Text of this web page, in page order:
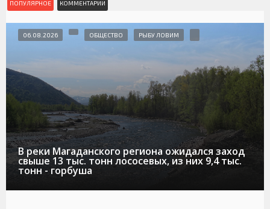
ПОПУЛЯРНОЕ КОММЕНТАРИИ
В реки Магаданского региона ожидался заход
свыше 13 тыс. тонн лососевых, из них 9,4 тыс.
тонн - горбуша
06.08.2026 ОБЩЕСТВО РЫБУ ЛОВИМ